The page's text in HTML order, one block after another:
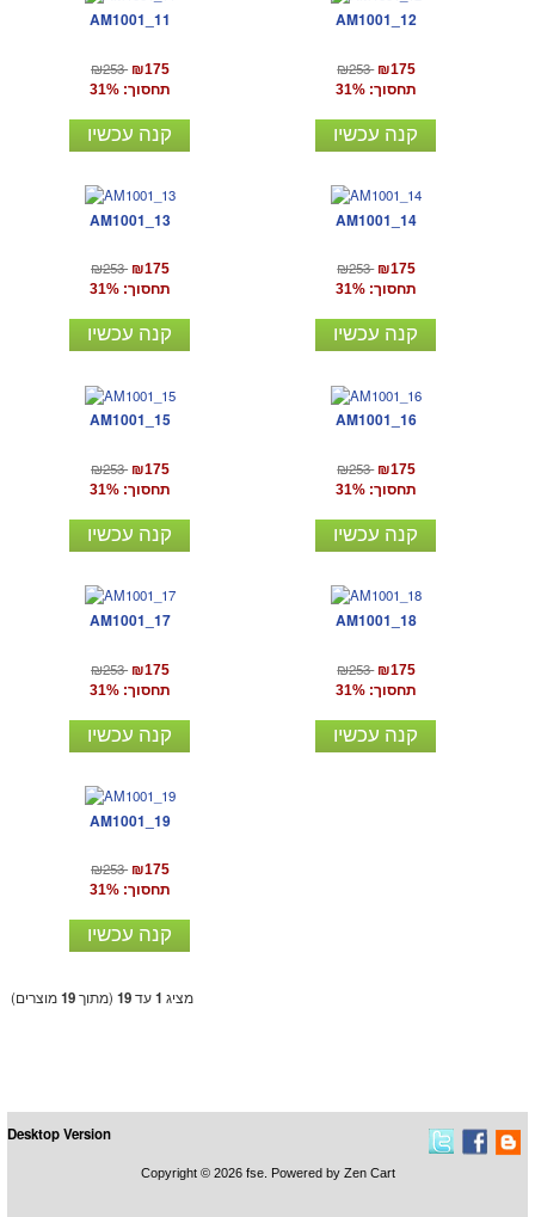
AM1001_11
₪253 ₪175
תחסוך: 31%
קנה עכשיו
AM1001_12
₪253 ₪175
תחסוך: 31%
קנה עכשיו
AM1001_13
₪253 ₪175
תחסוך: 31%
קנה עכשיו
AM1001_14
₪253 ₪175
תחסוך: 31%
קנה עכשיו
AM1001_15
₪253 ₪175
תחסוך: 31%
קנה עכשיו
AM1001_16
₪253 ₪175
תחסוך: 31%
קנה עכשיו
AM1001_17
₪253 ₪175
תחסוך: 31%
קנה עכשיו
AM1001_18
₪253 ₪175
תחסוך: 31%
קנה עכשיו
AM1001_19
₪253 ₪175
תחסוך: 31%
קנה עכשיו
מציג 1עד19 (מתוך19מוצרים)
Desktop Version
Copyright © 2026 fse. Powered by Zen Cart